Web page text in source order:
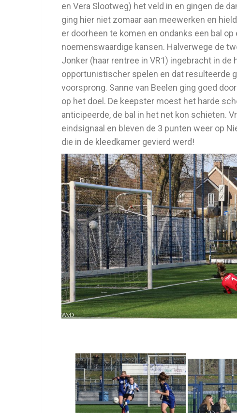
en Vera Slootweg) het veld in en gingen de
ging hier niet zomaar aan meewerken en
er doorheen te komen en ondanks een bal
noemenswaardige kansen. Halverwege de
Jonker (haar rentree in VR1) ingebracht in
opportunistischer spelen en dat resulteerde
voorsprong. Sanne van Beelen ging goed
op het doel. De keepster moest het harde
anticipeerde, de bal in het net kon schieten.
eindsignaal en bleven de 3 punten weer op
die in de kleedkamer gevierd werd!